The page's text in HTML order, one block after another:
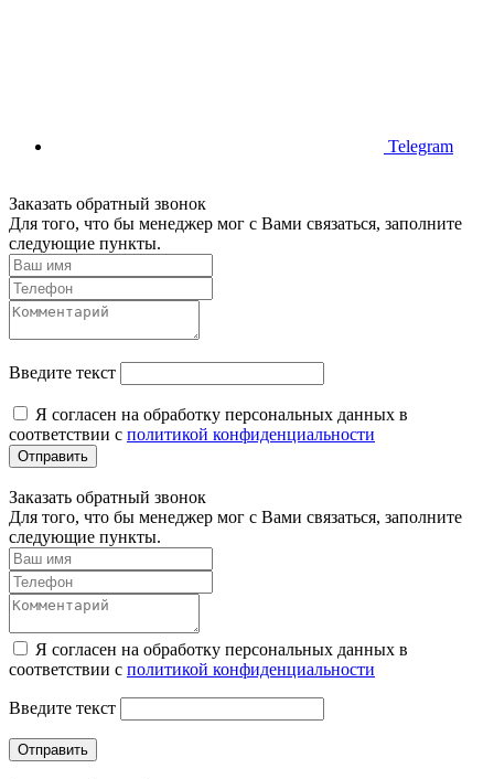
Telegram
Заказать обратный звонок
Для того, что бы менеджер мог с Вами связаться, заполните
следующие пункты.
Введите текст
Я согласен на обработку персональных данных в
соответствии с политикой конфиденциальности
Отправить
Заказать обратный звонок
Для того, что бы менеджер мог с Вами связаться, заполните
следующие пункты.
Я согласен на обработку персональных данных в
соответствии с политикой конфиденциальности
Введите текст
Отправить